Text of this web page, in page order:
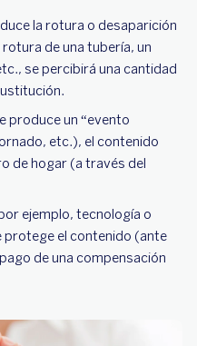
la rotura o desaparición
de una tubería, un
se percibirá una cantidad
produce un “evento
etc.), el contenido
de hogar (a través del
ejemplo, tecnología o
protege el contenido (ante
de una compensación